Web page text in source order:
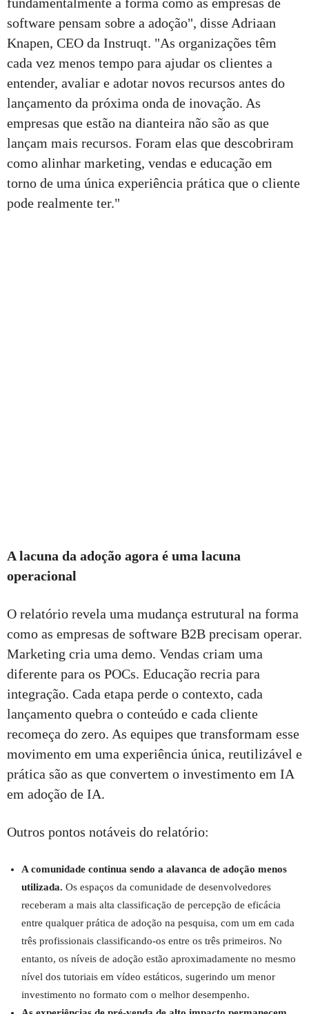
software pensam sobre a adoção", disse Adriaan
Knapen, CEO da Instruqt. "As organizações têm
cada vez menos tempo para ajudar os clientes a
entender, avaliar e adotar novos recursos antes do
lançamento da próxima onda de inovação. As
empresas que estão na dianteira não são as que
lançam mais recursos. Foram elas que descobriram
como alinhar marketing, vendas e educação em
torno de uma única experiência prática que o cliente
pode realmente ter."
A lacuna da adoção agora é uma lacuna
operacional
O relatório revela uma mudança estrutural na forma
como as empresas de software B2B precisam operar.
Marketing cria uma demo. Vendas criam uma
diferente para os POCs. Educação recria para
integração. Cada etapa perde o contexto, cada
lançamento quebra o conteúdo e cada cliente
recomeça do zero. As equipes que transformam esse
movimento em uma experiência única, reutilizável e
prática são as que convertem o investimento em IA
em adoção de IA.
Outros pontos notáveis do relatório:
A comunidade continua sendo a alavanca de adoção menos
utilizada. Os espaços da comunidade de desenvolvedores
receberam a mais alta classificação de percepção de eficácia
entre qualquer prática de adoção na pesquisa, com um em cada
três profissionais classificando-os entre os três primeiros. No
entanto, os níveis de adoção estão aproximadamente no mesmo
nível dos tutoriais em vídeo estáticos, sugerindo um menor
investimento no formato com o melhor desempenho.